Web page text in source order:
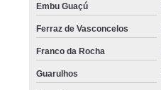
Embu Guaçú
Ferraz de Vasconcelos
Franco da Rocha
Guarulhos